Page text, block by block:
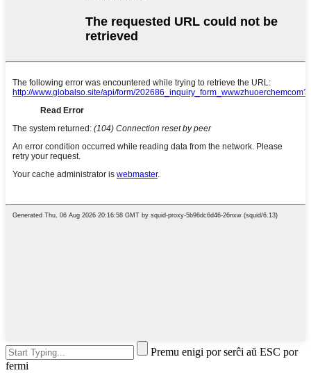
Premu enigi por serĉi aŭ ESC por
fermi